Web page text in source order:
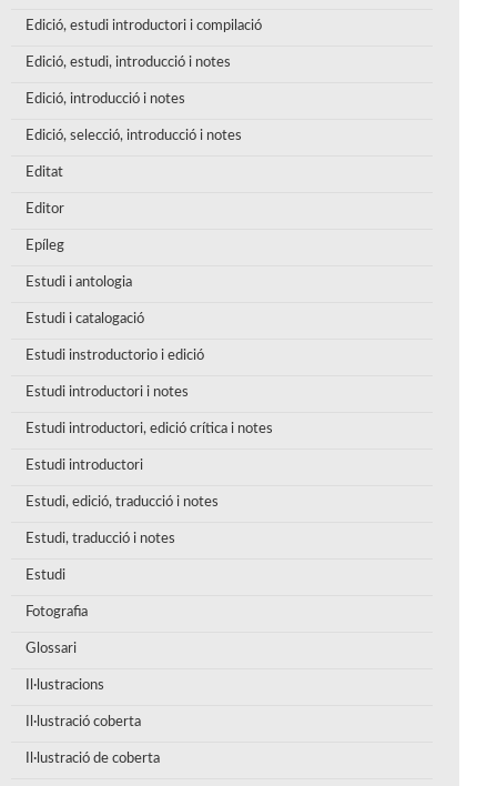
Edició, estudi introductori i compilació
Edició, estudi, introducció i notes
Edició, introducció i notes
Edició, selecció, introducció i notes
Editat
Editor
Epíleg
Estudi i antologia
Estudi i catalogació
Estudi instroductorio i edició
Estudi introductori i notes
Estudi introductori, edició crítica i notes
Estudi introductori
Estudi, edició, traducció i notes
Estudi, traducció i notes
Estudi
Fotografia
Glossari
Il·lustracions
Il·lustració coberta
Il·lustració de coberta